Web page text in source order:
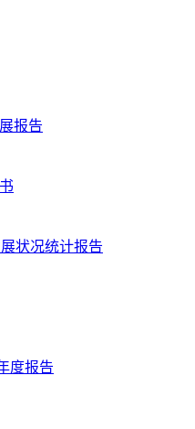
报告
状况统计报告
度报告